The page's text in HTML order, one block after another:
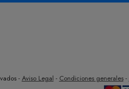
- Aviso Legal - Condiciones generales-